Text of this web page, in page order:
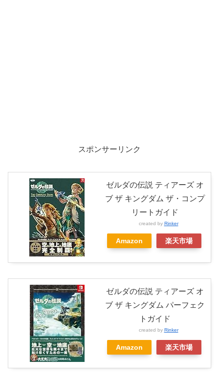
スポンサーリンク
ゼルダの伝説 ティアーズ オ
ブ ザ キングダム ザ・コンプ
リートガイド
created by Rinker
Amazon 楽天市場
ゼルダの伝説 ティアーズ オ
ブ ザ キングダム パーフェク
トガイド
created by Rinker
Amazon 楽天市場